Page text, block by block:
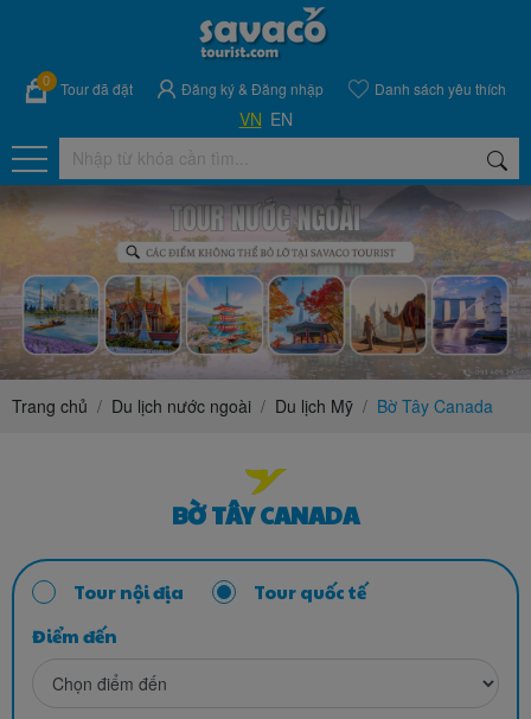
0 Tour đã đặt Đăng ký& Đăng nhập Danh sách yêu thích
VN EN
Trang chủ Du lịch nước ngoài Du lịch Mỹ Bờ Tây Canada
BỜ TÂY CANADA
Tour nội địa
Tour quốc tế
Điểm đến